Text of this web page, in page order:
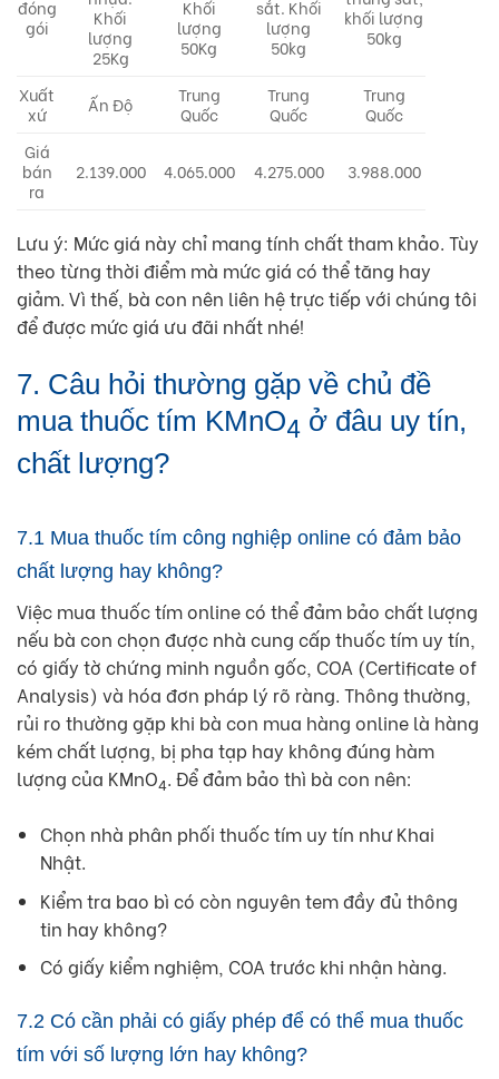
đóng
gói
Khối
lượng
25Kg
Khối
lượng
50Kg
sắt. Khối
lượng
50kg
khối lượng
50kg
Xuất
xứ
Ấn Độ
Trung
Quốc
Trung
Quốc
Trung
Quốc
Giá
bán
ra
2.139.000 4.065.000 4.275.000 3.988.000
Lưu ý: Mức giá này chỉ mang tính chất tham khảo. Tùy
theo từng thời điểm mà mức giá có thể tăng hay
giảm. Vì thế, bà con nên liên hệ trực tiếp với chúng tôi
để được mức giá ưu đãi nhất nhé!
7. Câu hỏi thường gặp về chủ đề
mua thuốc tím KMnO4 ở đâu uy tín,
chất lượng?
7.1 Mua thuốc tím công nghiệp online có đảm bảo
chất lượng hay không?
Việc mua thuốc tím online có thể đảm bảo chất lượng
nếu bà con chọn được nhà cung cấp thuốc tím uy tín,
có giấy tờ chứng minh nguồn gốc, COA (Certificate of
Analysis) và hóa đơn pháp lý rõ ràng. Thông thường,
rủi ro thường gặp khi bà con mua hàng online là hàng
kém chất lượng, bị pha tạp hay không đúng hàm
lượng của KMnO4. Để đảm bảo thì bà con nên:
Chọn nhà phân phối thuốc tím uy tín như Khai
Nhật.
Kiểm tra bao bì có còn nguyên tem đầy đủ thông
tin hay không?
Có giấy kiểm nghiệm, COA trước khi nhận hàng.
7.2 Có cần phải có giấy phép để có thể mua thuốc
tím với số lượng lớn hay không?